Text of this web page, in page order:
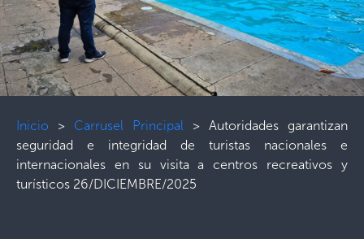
Inicio > Carrusel Principal > Autoridades garantizan
seguridad e integridad de turistas nacionales e
internacionales en su visita a centros recreativos y
turísticos 26/DICIEMBRE/2025